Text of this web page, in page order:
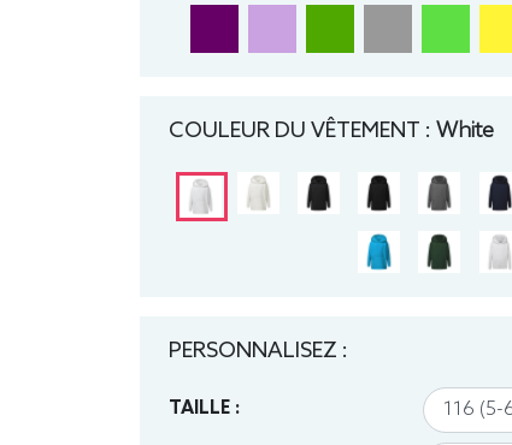
COULEUR DU VÊTEMENT : White
PERSONNALISEZ :
TAILLE :